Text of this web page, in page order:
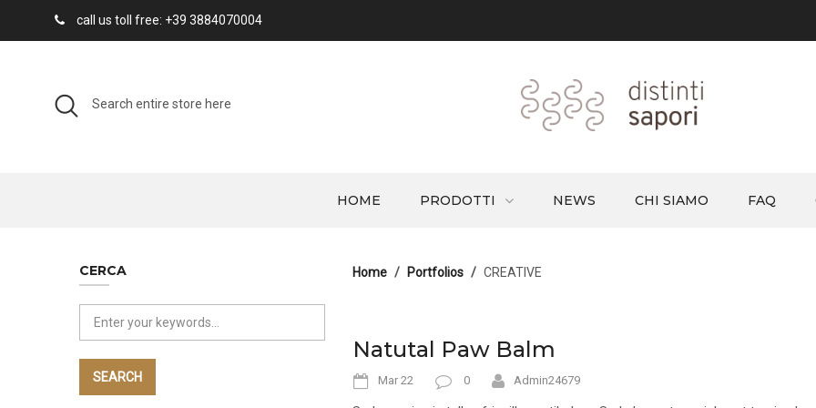
call us toll free: +39 3884070004
HOME PRODOTTI NEWS CHI SIAMO FAQ
Home Portfolios CREATIVE
Natutal Paw Balm
Mar 22 0 Admin24679
CERCA
SEARCH